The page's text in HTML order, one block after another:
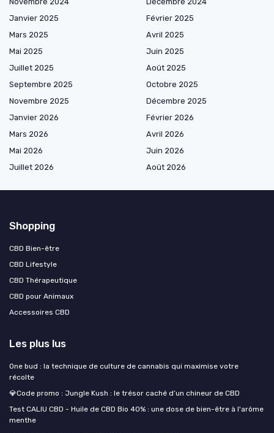
Janvier 2025
Février 2025
Mars 2025
Avril 2025
Mai 2025
Juin 2025
Juillet 2025
Août 2025
Septembre 2025
Octobre 2025
Novembre 2025
Décembre 2025
Janvier 2026
Février 2026
Mars 2026
Avril 2026
Mai 2026
Juin 2026
Juillet 2026
Août 2026
Shopping
CBD Bien-être
CBD Lifestyle
CBD Thérapeutique
CBD pour Animaux
Accessoires CBD
Les plus lus
One bud : la technique de culture de cannabis qui maximise votre
récolte
💎Code promo : Jungle Kush : le trésor caché d’un chineur de CBD
Test CALIU CBD - Huile de CBD Bio 40% : une dose de bien-être à l'arôme
menthe